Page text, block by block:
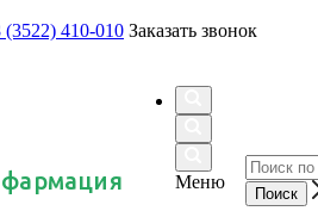
(3522) 410-010 Заказать звонок
Меню